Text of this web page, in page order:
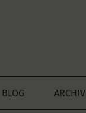
BLOG ARCHIV